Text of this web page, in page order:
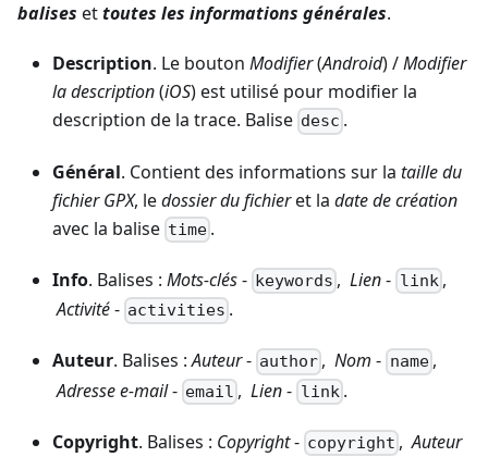
balises ettoutes les informations générales.
Description. Le bouton Modifier(Android) /Modifier
la description(iOS) est utilisé pour modifier la
description de la trace. Balise desc .
Général. Contient des informations sur la taille du
fichier GPX, ledossier du fichieret la date de création
avec la balise time .
Info. Balises : Mots-clés- keywords ,Lien- link,
Activité- activities .
Auteur. Balises :Auteur- author ,Nom - name,
Adresse e-mail- email ,Lien- link.
Copyright. Balises : Copyright- copyright ,Auteur